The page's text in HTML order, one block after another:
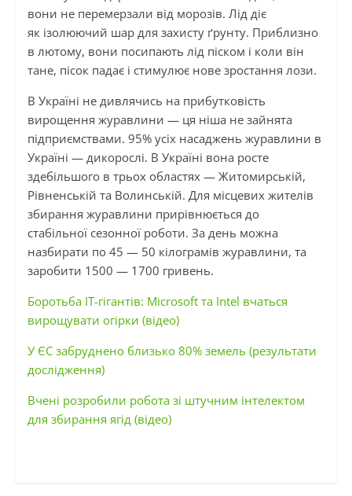
вони не перемерзали від морозів. Лід діє
як ізолюючий шар для захисту ґрунту. Приблизно
в лютому, вони посипають лід піском і коли він
тане, пісок падає і стимулює нове зростання лози.
В Україні не дивлячись на прибутковість
вирощення журавлини — ця ніша не зайнята
підприємствами. 95% усіх насаджень журавлини в
Україні — дикорослі. В Україні вона росте
здебільшого в трьох областях — Житомирській,
Рівненській та Волинській. Для місцевих жителів
збирання журавлини прирівнюється до
стабільної сезонної роботи. За день можна
назбирати по 45 — 50 кілограмів журавлини, та
заробити 1500 — 1700 гривень.
Боротьба IT-гігантів: Microsoft та Intel вчаться
вирощувати огірки (відео)
У ЄС забруднено близько 80% земель (результати
дослідження)
Вчені розробили робота зі штучним інтелектом
для збирання ягід (відео)